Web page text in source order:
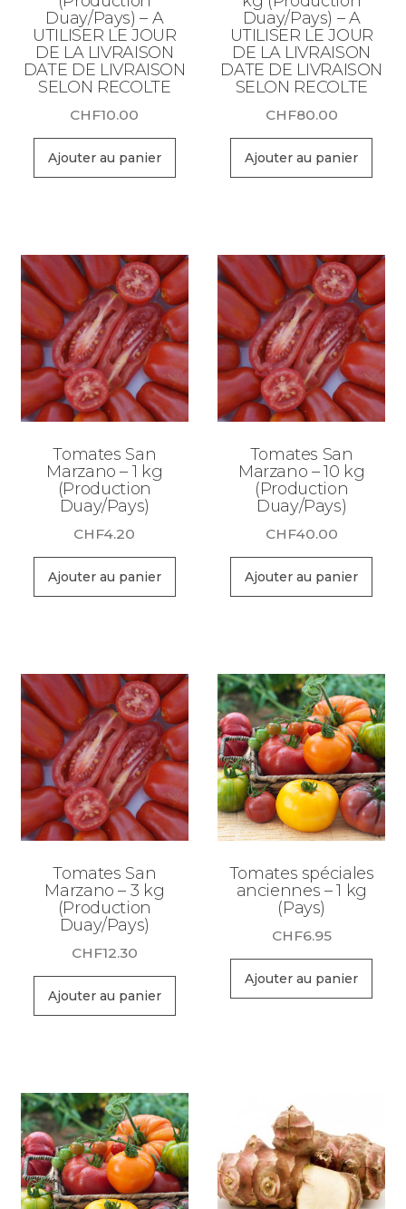
Duay/Pays) – A
UTILISER LE JOUR
DE LA LIVRAISON
DATE DE LIVRAISON
SELON RECOLTE
CHF10.00
Ajouter au panier
Duay/Pays) – A
UTILISER LE JOUR
DE LA LIVRAISON
DATE DE LIVRAISON
SELON RECOLTE
CHF80.00
Ajouter au panier
Tomates San
Marzano – 1 kg
(Production
Duay/Pays)
CHF4.20
Ajouter au panier
Tomates San
Marzano – 10 kg
(Production
Duay/Pays)
CHF40.00
Ajouter au panier
Tomates San
Marzano – 3 kg
(Production
Duay/Pays)
CHF12.30
Ajouter au panier
Tomates spéciales
anciennes – 1 kg
(Pays)
CHF6.95
Ajouter au panier